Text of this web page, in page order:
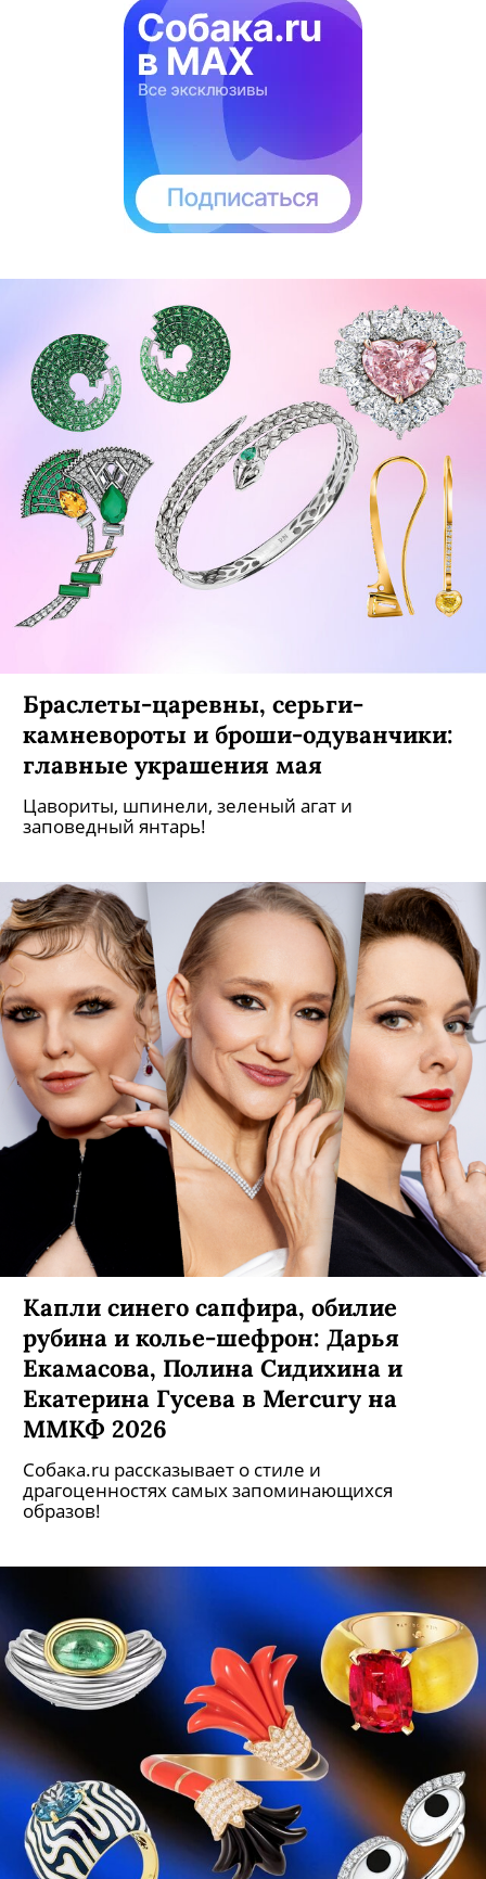
Браслеты-царевны, серьги-
камневороты и броши-одуванчики:
главные украшения мая
Цавориты, шпинели, зеленый агат и
заповедный янтарь!
Капли синего сапфира, обилие
рубина и колье-шефрон: Дарья
Екамасова, Полина Сидихина и
Екатерина Гусева в Mercury на
ММКФ 2026
Собака.ru рассказывает о стиле и
драгоценностях самых запоминающихся
образов!